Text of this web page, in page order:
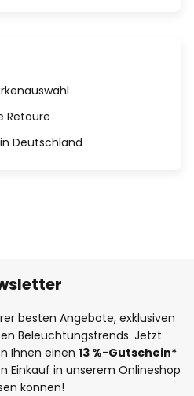
Retoure
in Deutschland
besten Angebote, exklusiven
Beleuchtungstrends. Jetzt
Ihnen einen 13 %-Gutschein*
Einkauf in unserem Onlineshop
können!